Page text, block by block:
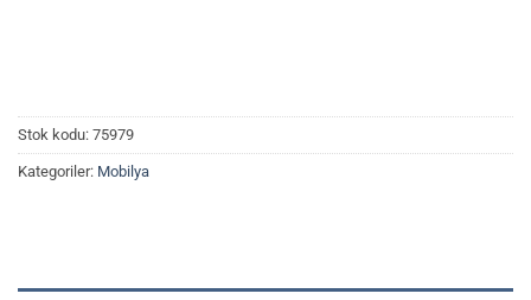
Stok kodu: 75979
Kategoriler: Mobilya